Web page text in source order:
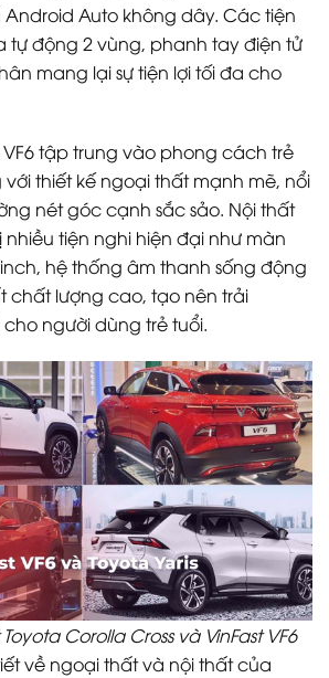
Auto không dây. Các tiện
tự động 2 vùng, phanh tay điện tử
mang lại sự tiện lợi tối đa cho
VF6 tập trung vào phong cách trẻ
thiết kế ngoại thất mạnh mẽ, nổi
nét góc cạnh sắc sảo. Nội thất
tiện nghi hiện đại như màn
hệ thống âm thanh sống động
chất lượng cao, tạo nên trải
người dùng trẻ tuổi.
Corolla Cross và VinFast VF6
về ngoại thất và nội thất của